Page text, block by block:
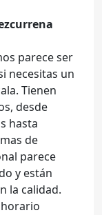
parece ser
necesitas un
Tienen
desde
hasta
de
parece
y están
la calidad.